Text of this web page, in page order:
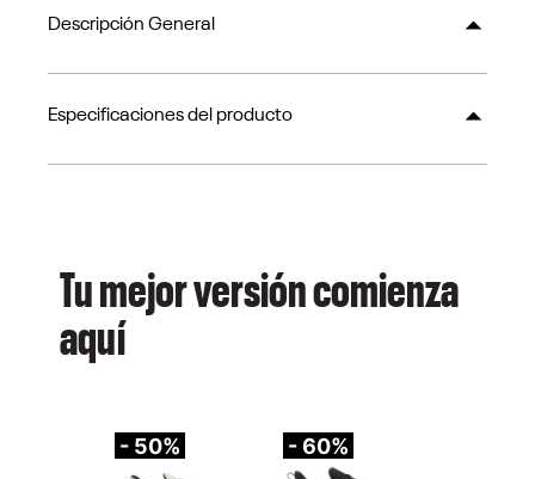
Descripción General
Especificaciones del producto
Tu mejor versión comienza
aquí
- 50% - 60%